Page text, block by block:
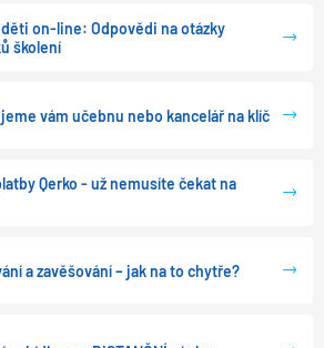
on-line: Odpovědi na otázky
školení
vám učebnu nebo kancelář na klíč
Qerko - už nemusíte čekat na
a zavěšování – jak na to chytře?